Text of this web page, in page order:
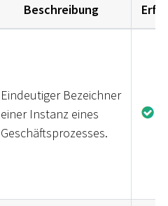
Beschreibung
Eindeutiger Bezeichner
einer Instanz eines
Geschäftsprozesses.